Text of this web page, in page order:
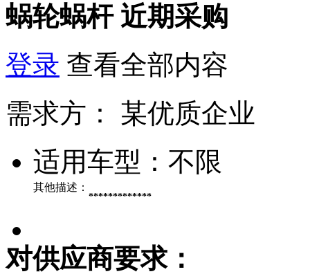
蜗轮蜗杆 近期采购
登录 查看全部内容
需求方：
某优质企业
适用车型： 不限
其他描述：
*************
对供应商要求：